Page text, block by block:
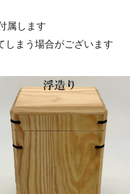
属します
まう場合がございます